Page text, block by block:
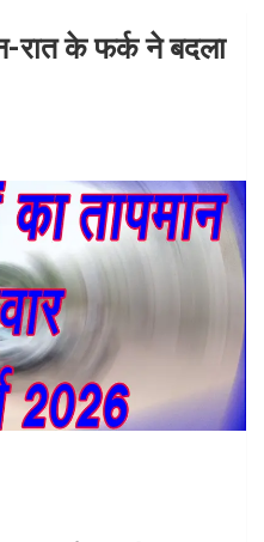
रात के फर्क ने बदला